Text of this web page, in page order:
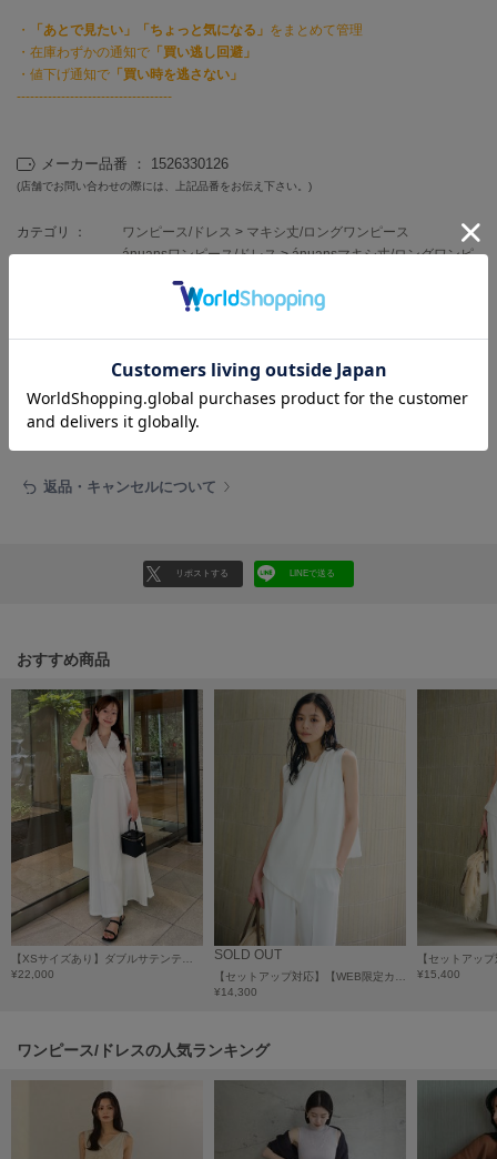
FURFUR
ファーファー
ジェラート ピケ
ジェラート ピケ キャットアンドドッグ
GRAMICCI
KEEN
LAATO
ラート
le coq sportif
ルコックスポルティフ
LeSportsac
レスポートサック
リリーブラウン
リリーブラウンランジェリー
LITTLE UNION TOKYO
・ 「あとで見たい」「ちょっと気になる」 をまとめて管理
・在庫わずかの通知で 「買い逃し回避」
・値下げ通知で 「買い時を逃さない」
-----------------------------------
メーカー品番 ： 1526330126
(店舗でお問い合わせの際には、上記品番をお伝え下さい。)
カテゴリ ： ワンピース/ドレス > マキシ丈/ロングワンピース
ánuansワンピース/ドレス> ánuansマキシ丈/ロングワンピ
レビューを書く
レビューはマイページのご注文履歴から投稿いただけます
返品・キャンセルについて
リポストする LINEで送る
おすすめ商品
¥22,000
SOLD OUT
¥14,300
¥15,400
ワンピース/ドレスの人気ランキング